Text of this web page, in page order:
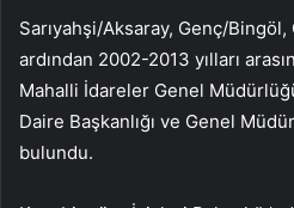
Sarıyahşi/Aksaray, Genç/
ardından 2002-2013 yılları
Mahalli İdareler Genel
Daire Başkanlığı ve Genel
bulundu.